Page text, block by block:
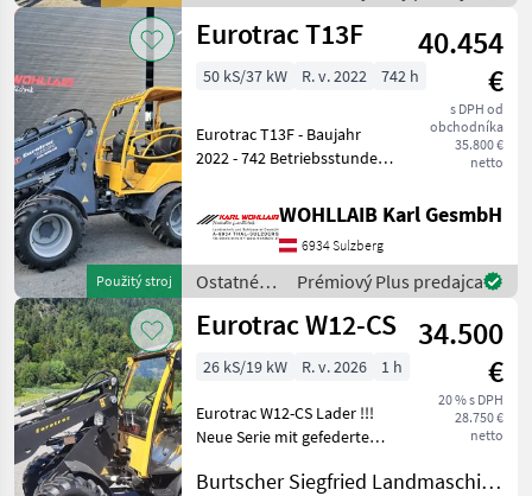
poľnohospodárske
silové
Eurotrac
Použitý stroj
Eurotrac T13F
40.454
€
s DPH od
obchodníka
35.800 €
netto
50 kS/37 kW R. v. 2022 742 h
Eurotrac T13F - Baujahr
2022 - 742 Betriebsstunden
extra Hydraulischer
Kreislauf am Frontarm und
hydr. Schnellwechsler -
Fahrtri
WOHLLAIB Karl GesmbH
6934 Sulzberg
Ostatné
poľnohospodárske
silové
Eurotrac
Prémiový Plus predajca
Eurotrac W12-CS
34.500
€
20 % s DPH
28.750 €
netto
26 kS/19 kW R. v. 2026 1 h
Eurotrac W12-CS Lader !!!
Neue Serie mit gefedertem
Lackierung, Neue
Burtscher Siegfried Landmaschinen